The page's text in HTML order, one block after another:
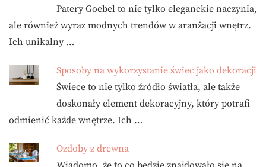
Patery Goebel to nie tylko eleganckie naczynia,
ale również wyraz modnych trendów w aranżacji wnętrz.
Ich unikalny …
Sposoby na wykorzystanie świec jako dekoracji
Świece to nie tylko źródło światła, ale także
doskonały element dekoracyjny, który potrafi
odmienić każde wnętrze. Ich …
Ozdoby z drewna